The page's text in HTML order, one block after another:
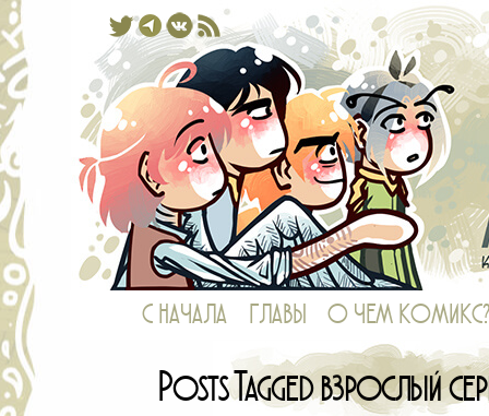
С НАЧАЛА ГЛАВЫ О ЧЕМ
Posts Tagged взрослый